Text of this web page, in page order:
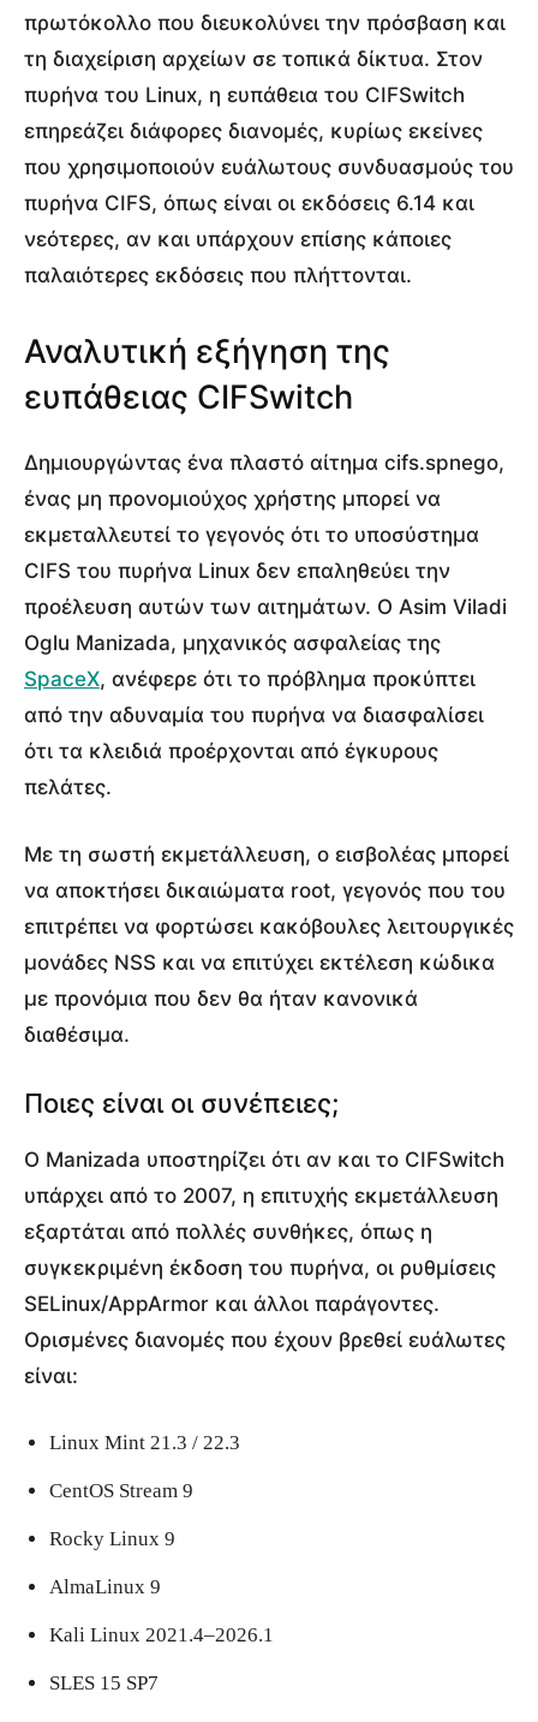
πρωτόκολλο που διευκολύνει την πρόσβαση και
τη διαχείριση αρχείων σε τοπικά δίκτυα. Στον
πυρήνα του Linux, η ευπάθεια του CIFSwitch
επηρεάζει διάφορες διανομές, κυρίως εκείνες
που χρησιμοποιούν ευάλωτους συνδυασμούς του
πυρήνα CIFS, όπως είναι οι εκδόσεις 6.14 και
νεότερες, αν και υπάρχουν επίσης κάποιες
παλαιότερες εκδόσεις που πλήττονται.
Αναλυτική εξήγηση της
ευπάθειας CIFSwitch
Δημιουργώντας ένα πλαστό αίτημα cifs.spnego,
ένας μη προνομιούχος χρήστης μπορεί να
εκμεταλλευτεί το γεγονός ότι το υποσύστημα
CIFS του πυρήνα Linux δεν επαληθεύει την
προέλευση αυτών των αιτημάτων. Ο Asim Viladi
Oglu Manizada, μηχανικός ασφαλείας της
SpaceX, ανέφερε ότι το πρόβλημα προκύπτει
από την αδυναμία του πυρήνα να διασφαλίσει
ότι τα κλειδιά προέρχονται από έγκυρους
πελάτες.
Με τη σωστή εκμετάλλευση, ο εισβολέας μπορεί
να αποκτήσει δικαιώματα root, γεγονός που του
επιτρέπει να φορτώσει κακόβουλες λειτουργικές
μονάδες NSS και να επιτύχει εκτέλεση κώδικα
με προνόμια που δεν θα ήταν κανονικά
διαθέσιμα.
Ποιες είναι οι συνέπειες;
Ο Manizada υποστηρίζει ότι αν και το CIFSwitch
υπάρχει από το 2007, η επιτυχής εκμετάλλευση
εξαρτάται από πολλές συνθήκες, όπως η
συγκεκριμένη έκδοση του πυρήνα, οι ρυθμίσεις
SELinux/AppArmor και άλλοι παράγοντες.
Ορισμένες διανομές που έχουν βρεθεί ευάλωτες
είναι:
Linux Mint 21.3 / 22.3
CentOS Stream 9
Rocky Linux 9
AlmaLinux 9
Kali Linux 2021.4–2026.1
SLES 15 SP7